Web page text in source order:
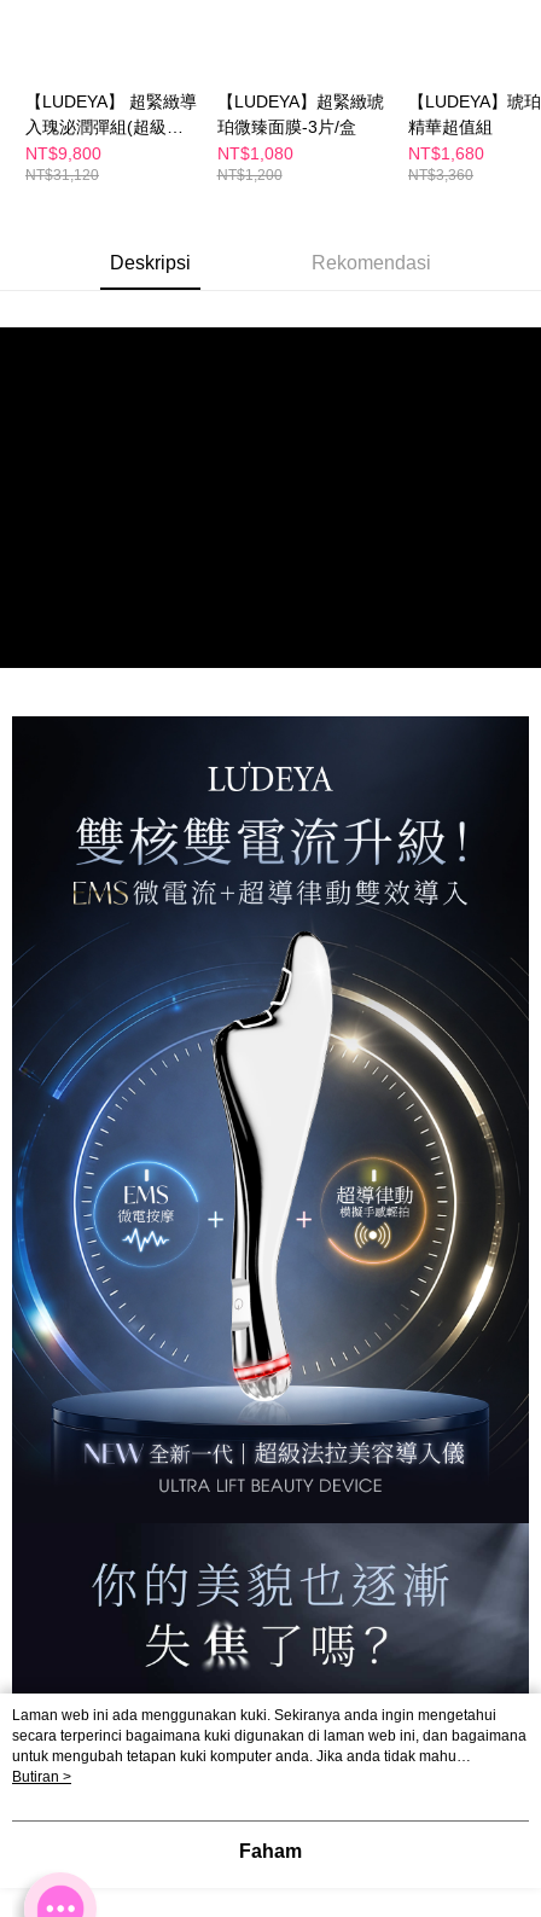
mendapatkan kebenaran daripada ibu bapa atau penjaga yang sah
untuk menggunakan AFTEE.
Sila hubungi NP Taiwan Inc. dics_tw@netprotections.co.jpjika anda
oleh AFTEE, sila jangan gunakan perkhidmatan ini.
海外配送(馬來西亞) Kadar Penghantaran
海外配送(澳洲) Kadar Penghantaran
【LUDEYA】 超緊緻導
入瑰泌潤彈組(超級法
拉)
NT$9,800
NT$31,120
【LUDEYA】超緊緻琥
珀微臻面膜-3片/盒
NT$1,080
NT$1,200
【LUDEYA】琥
精華超值組
NT$1,680
NT$3,360
Deskripsi Rekomendasi
Laman web ini ada menggunakan kuki. Sekiranya anda ingin mengetahui
secara terperinci bagaimana kuki digunakan di laman web ini, dan bagaimana
untuk mengubah tetapan kuki komputer anda. Jika anda tidak mahu
menggunakan kuki di komputer anda, sila rujuk penerangan mengenai kuki.
mengetahui secara terperinci bagaimana kuki digunakan di laman web ini,
mahu menggunakan kuki di komputer anda, sila rujuk penerangan mengenai
kuki.
Butiran >
Faham